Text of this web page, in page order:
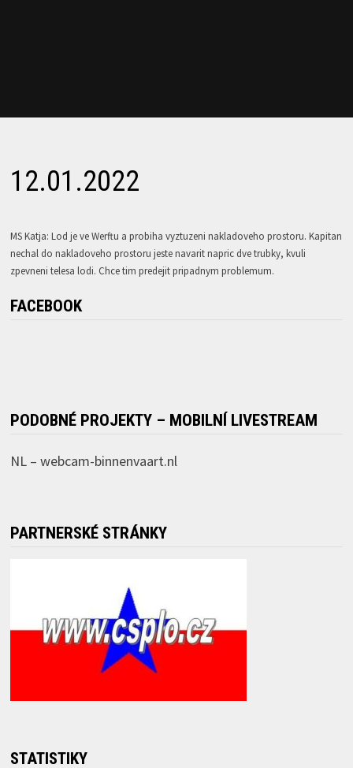
12.01.2022
MS Katja: Lod je ve Werftu a probiha vyztuzeni nakladoveho prostoru. Kapitan
nechal do nakladoveho prostoru jeste navarit napric dve trubky, kvuli
zpevneni telesa lodi. Chce tim predejit pripadnym problemum.
FACEBOOK
PODOBNÉ PROJEKTY – MOBILNÍ LIVESTREAM
NL – webcam-binnenvaart.nl
PARTNERSKÉ STRÁNKY
STATISTIKY